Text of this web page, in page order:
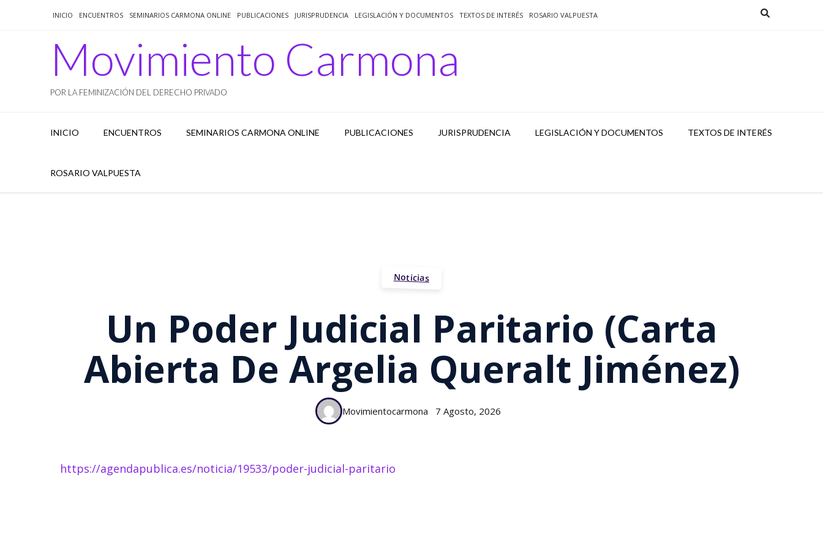
INICIO ENCUENTROS SEMINARIOS CARMONA ONLINE PUBLICACIONES JURISPRUDENCIA LEGISLACIÓN Y DOCUMENTOS TEXTOS DE INTERÉS ROSARIO VALPUESTA
Movimiento Carmona
POR LA FEMINIZACIÓN DEL DERECHO PRIVADO
INICIO ENCUENTROS SEMINARIOS CARMONA ONLINE PUBLICACIONES JURISPRUDENCIA LEGISLACIÓN Y DOCUMENTOS TEXTOS DE INTERÉS
ROSARIO VALPUESTA
Noticias
Un Poder Judicial Paritario (carta
Abierta De Argelia Queralt Jiménez)
Movimientocarmona 7 Agosto, 2026
https://agendapublica.es/noticia/19533/poder-judicial-paritario